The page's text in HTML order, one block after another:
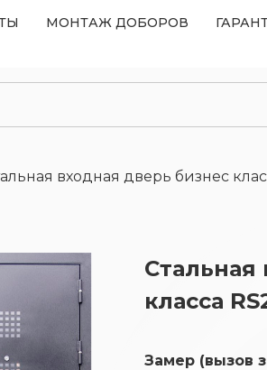
МОНТАЖ ДОБОРОВ
входная дверь бизнес
Стальная
класса
Замер (вызов